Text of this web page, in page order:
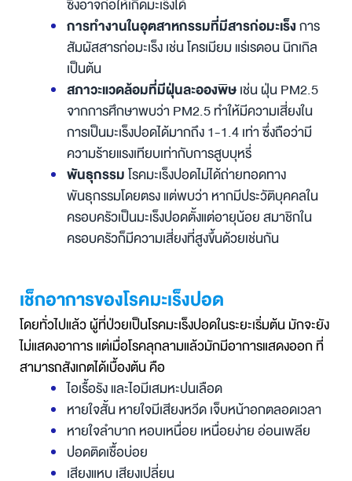
ซึ่งอาจก่อให้เกิดมะเร็งได้
การทำงานในอุตสาหกรรมที่มีสารก่อมะเร็งการ
สัมผัสสารก่อมะเร็ง เช่น โครเมียม แร่เรดอน นิกเกิล
เป็นต้น
สภาวะแวดล้อมที่มีฝุ่นละอองพิษเช่น ฝุ่น PM2.5
จากการศึกษาพบว่า PM2.5 ทำให้มีความเสี่ยงใน
การเป็นมะเร็งปอดได้มากถึง 1-1.4 เท่า ซึ่งถือว่ามี
ความร้ายแรงเทียบเท่ากับการสูบบุหรี่
พันธุกรรมโรคมะเร็งปอดไม่ได้ถ่ายทอดทาง
พันธุกรรมโดยตรง แต่พบว่า หากมีประวัติบุคคลใน
ครอบครัวเป็นมะเร็งปอดตั้งแต่อายุน้อย สมาชิกใน
ครอบครัวก็มีความเสี่ยงที่สูงขึ้นด้วยเช่นกัน
เช็กอาการของโรคมะเร็งปอด
โดยทั่วไปแล้ว ผู้ที่ป่วยเป็นโรคมะเร็งปอดในระยะเริ่มต้น มักจะยัง
ไม่แสดงอาการ แต่เมื่อโรคลุกลามแล้วมักมีอาการแสดงออก ที่
สามารถสังเกตได้เบื้องต้น คือ
ไอเรื้อรัง และไอมีเสมหะปนเลือด
หายใจสั้น หายใจมีเสียงหวีด เจ็บหน้าอกตลอดเวลา
หายใจลำบาก หอบเหนื่อย เหนื่อยง่าย อ่อนเพลีย
ปอดติดเชื้อบ่อย
เสียงแหบ เสียงเปลี่ยน